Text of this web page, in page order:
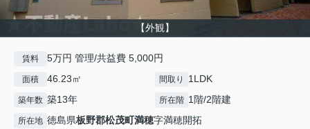
【外観】
賃料 5万円 管理/共益費 5,000円
面積 46.23㎡ 間取り 1LDK
築年数 築13年 所在階 1階/2階建
所在地 徳島県板野郡松茂町満穂字満穂開拓